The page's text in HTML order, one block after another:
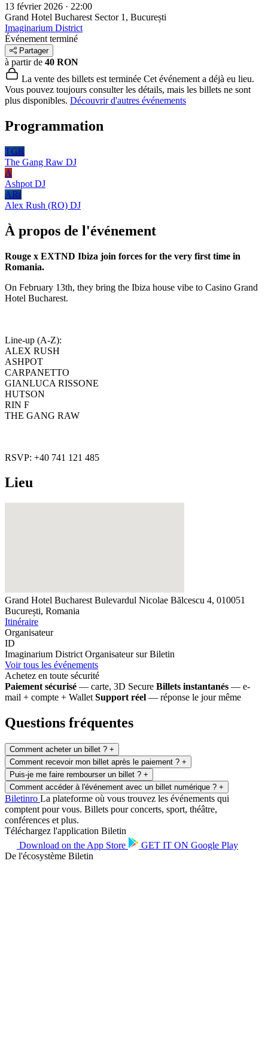
13 février 2026 · 22:00
Grand Hotel Bucharest Sector 1, București
Imaginarium District
Événement terminé
Partager
à partir de 40 RON
La vente des billets est terminée Cet événement a déjà eu lieu.
Vous pouvez toujours consulter les détails, mais les billets ne sont
plus disponibles. Découvrir d'autres événements
Programmation
TGR
The Gang Raw DJ
A
Ashpot DJ
AR(
Alex Rush (RO) DJ
À propos de l'événement
Rouge x EXTND Ibiza join forces for the very first time in
Romania.
On February 13th, they bring the Ibiza house vibe to Casino Grand
Hotel Bucharest.
Line-up (A-Z):
ALEX RUSH
ASHPOT
CARPANETTO
GIANLUCA RISSONE
HUTSON
RIN F
THE GANG RAW
RSVP: +40 741 121 485
Lieu
Grand Hotel Bucharest Bulevardul Nicolae Bălcescu 4, 010051
București, Romania
Itinéraire
Organisateur
ID
Imaginarium District Organisateur sur Biletin
Voir tous les événements
Achetez en toute sécurité
Paiement sécurisé — carte, 3D Secure Billets instantanés — e-
mail + compte + Wallet Support réel — réponse le jour même
Questions fréquentes
Comment acheter un billet ? +
Comment recevoir mon billet après le paiement ? +
Puis-je me faire rembourser un billet ? +
Comment accéder à l'événement avec un billet numérique ? +
Biletinro La plateforme où vous trouvez les événements qui
comptent pour vous. Billets pour concerts, sport, théâtre,
conférences et plus.
Téléchargez l'application Biletin
Download on the App Store GET IT ON Google Play
De l'écosystème Biletin